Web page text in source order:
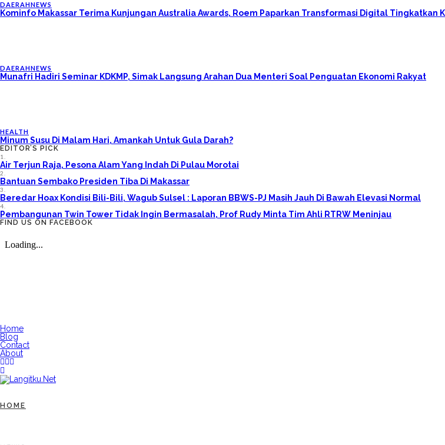
DAERAHNEWS
Kominfo Makassar Terima Kunjungan Australia Awards, Roem Paparkan Transformasi Digital Tingkatkan
DAERAHNEWS
Munafri Hadiri Seminar KDKMP, Simak Langsung Arahan Dua Menteri Soal Penguatan Ekonomi Rakyat
HEALTH
Minum Susu Di Malam Hari, Amankah Untuk Gula Darah?
EDITOR’S PICK
1.
Air Terjun Raja, Pesona Alam Yang Indah Di Pulau Morotai
2.
Bantuan Sembako Presiden Tiba Di Makassar
3.
Beredar Hoax Kondisi Bili-Bili, Wagub Sulsel : Laporan BBWS-PJ Masih Jauh Di Bawah Elevasi Normal
4.
Pembangunan Twin Tower Tidak Ingin Bermasalah, Prof Rudy Minta Tim Ahli RTRW Meninjau
FIND US ON FACEBOOK
Home
Blog
Contact
About
HOME